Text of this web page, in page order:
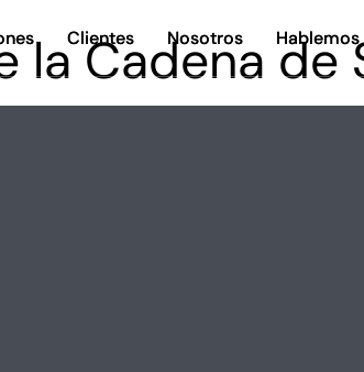
Clientes Nosotros Hablemos
Clientes Nosotros Hablemos
la Cadena de